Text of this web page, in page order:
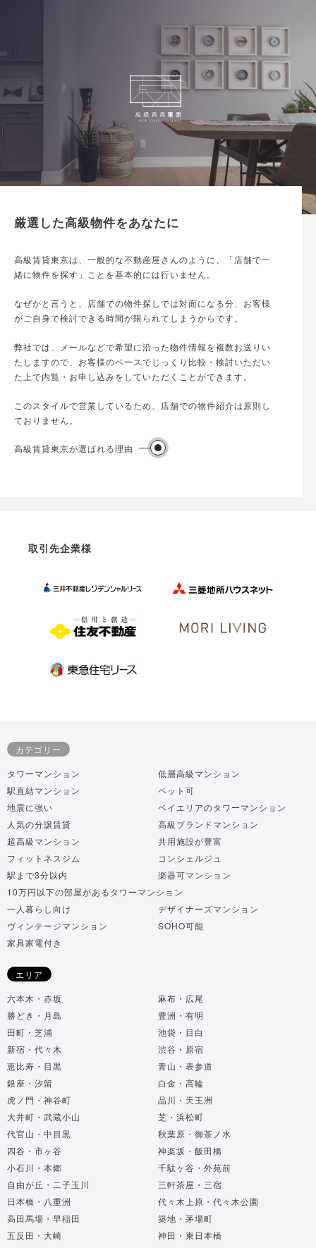
厳選した高級物件をあなたに
高級賃貸東京は、一般的な不動産屋さんのように、「店舗で一
緒に物件を探す」ことを基本的には行いません。
なぜかと言うと、店舗での物件探しでは対面になる分、お客様
がご自身で検討できる時間が限られてしまうからです。
弊社では、メールなどで希望に沿った物件情報を複数お送りい
たしますので、お客様のペースでじっくり比較・検討いただい
た上で内覧・お申し込みをしていただくことができます。
このスタイルで営業しているため、店舗での物件紹介は原則し
ておりません。
高級賃貸東京が選ばれる理由
取引先企業様
カテゴリー
タワーマンション
低層高級マンション
駅直結マンション
ペット可
地震に強い
ベイエリアのタワーマンション
人気の分譲賃貸
高級ブランドマンション
超高級マンション
共用施設が豊富
フィットネスジム
コンシェルジュ
駅まで3分以内
楽器可マンション
10万円以下の部屋があるタワーマンション
一人暮らし向け
デザイナーズマンション
ヴィンテージマンション
SOHO可能
家具家電付き
エリア
六本木・赤坂
麻布・広尾
勝どき・月島
豊洲・有明
田町・芝浦
池袋・目白
新宿・代々木
渋谷・原宿
恵比寿・目黒
青山・表参道
銀座・汐留
白金・高輪
虎ノ門・神谷町
品川・天王洲
大井町・武蔵小山
芝・浜松町
代官山・中目黒
秋葉原・御茶ノ水
四谷・市ヶ谷
神楽坂・飯田橋
小石川・本郷
千駄ヶ谷・外苑前
自由が丘・二子玉川
三軒茶屋・三宿
日本橋・八重洲
代々木上原・代々木公園
高田馬場・早稲田
築地・茅場町
五反田・大崎
神田・東日本橋